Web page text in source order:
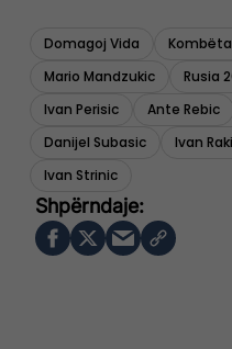
Domagoj Vida
Mario Mandzukic
Rusia
Ivan Perisic
Ante Rebic
Danijel Subasic
Ivan
Ivan Strinic